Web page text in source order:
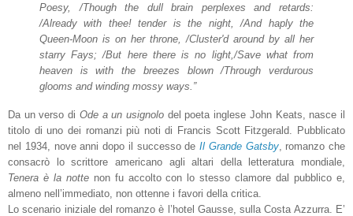
Poesy, /Though the dull brain perplexes and retards:
/Already with thee! tender is the night, /And haply the
Queen-Moon is on her throne, /Cluster'd around by all her
starry Fays; /But here there is no light,/Save what from
heaven is with the breezes blown /Through verdurous
glooms and winding mossy ways.”
Da un verso di Ode a un usignolo del poeta inglese John Keats, nasce il
titolo di uno dei romanzi più noti di Francis Scott Fitzgerald. Pubblicato
nel 1934, nove anni dopo il successo de Il Grande Gatsby, romanzo che
consacrò lo scrittore americano agli altari della letteratura mondiale,
Tenera è la nottenon fu accolto con lo stesso clamore dal pubblico e,
almeno nell’immediato, non ottenne i favori della critica.
Lo scenario iniziale del romanzo è l’hotel Gausse, sulla Costa Azzurra. E’